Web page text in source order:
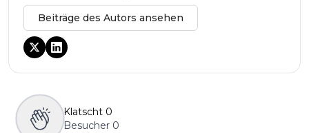
Beiträge des Autors ansehen
Klatscht 0
Besucher 0